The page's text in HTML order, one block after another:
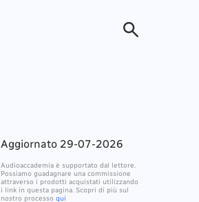
Aggiornato 29-07-2026
Audioaccademia è supportato dal lettore.
Possiamo guadagnare una commissione
attraverso i prodotti acquistati utilizzando
i link in questa pagina. Scopri di più sul
nostro processo qui